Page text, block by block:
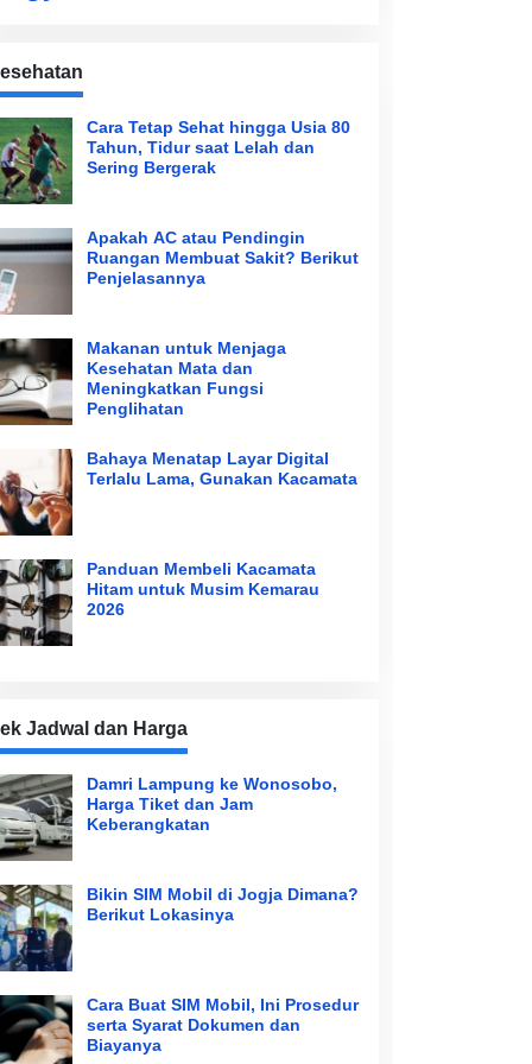
Cara Tetap Sehat hingga Usia 80
Tahun, Tidur saat Lelah dan
Sering Bergerak
Apakah AC atau Pendingin
Ruangan Membuat Sakit? Berikut
Penjelasannya
Makanan untuk Menjaga
Kesehatan Mata dan
Meningkatkan Fungsi
Penglihatan
Bahaya Menatap Layar Digital
Terlalu Lama, Gunakan Kacamata
Panduan Membeli Kacamata
Hitam untuk Musim Kemarau
2026
Jadwal dan Harga
Damri Lampung ke Wonosobo,
Harga Tiket dan Jam
Keberangkatan
Bikin SIM Mobil di Jogja Dimana?
Berikut Lokasinya
Cara Buat SIM Mobil, Ini Prosedur
serta Syarat Dokumen dan
Biayanya